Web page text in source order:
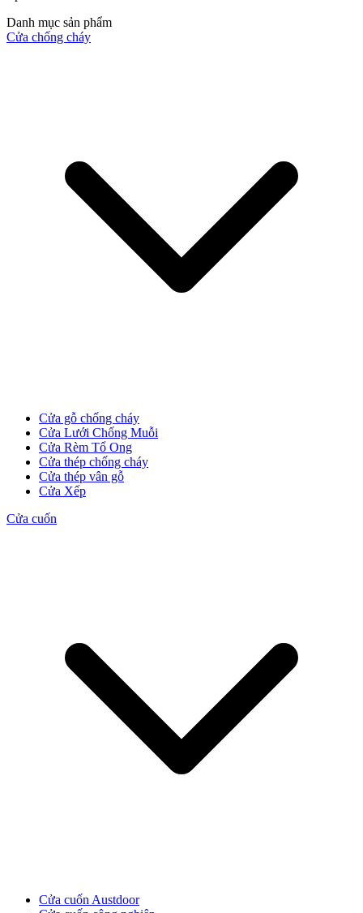
Quy mô nhà xưởng
Tuyển Dụng
Danh mục sản phẩm
Cửa chống cháy
Cửa gỗ chống cháy
Cửa Lưới Chống Muỗi
Cửa Rèm Tổ Ong
Cửa thép chống cháy
Cửa thép vân gỗ
Cửa Xếp
Cửa cuốn
Cửa cuốn Austdoor